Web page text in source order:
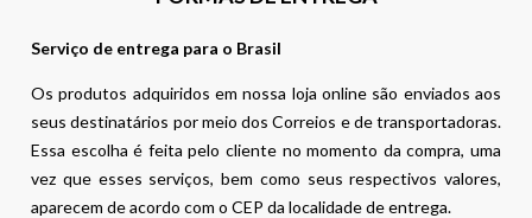
Serviço de entrega para o Brasil
Os produtos adquiridos em nossa loja online são enviados aos
seus destinatários por meio dos Correios e de transportadoras.
Essa escolha é feita pelo cliente no momento da compra, uma
vez que esses serviços, bem como seus respectivos valores,
aparecem de acordo com o CEP da localidade de entrega.